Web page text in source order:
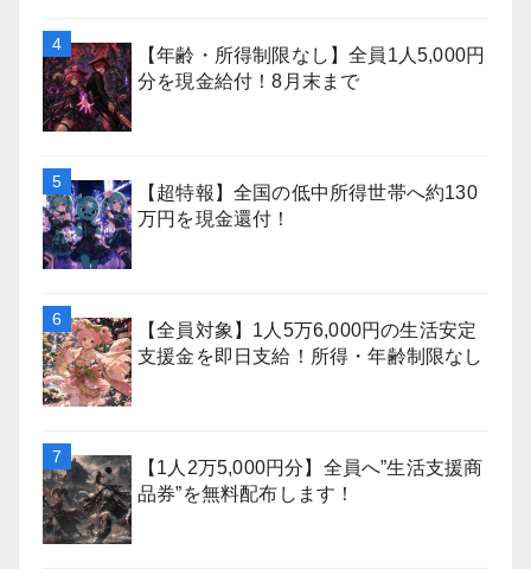
【年齢・所得制限なし】全員1人5,000円
分を現金給付！8月末まで
【超特報】全国の低中所得世帯へ約130
万円を現金還付！
【全員対象】1人5万6,000円の生活安定
支援金を即日支給！所得・年齢制限なし
【1人2万5,000円分】全員へ”生活支援商
品券”を無料配布します！